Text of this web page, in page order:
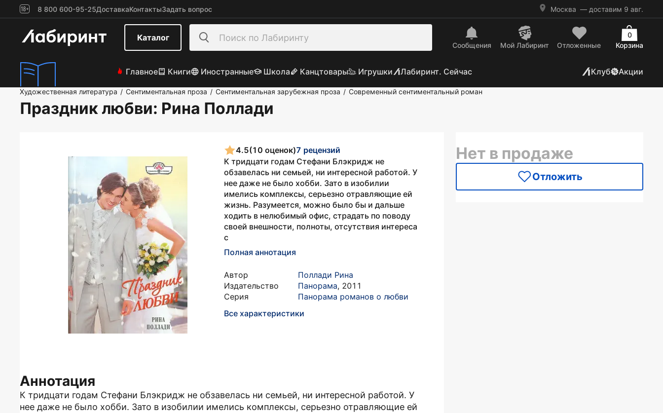
8 800 600-95-25ДоставкаКонтактыЗадать вопрос Москва — доставим 9 авг.
Каталог
Сообщения Mой Лабиринт Отложенные Корзина
0
Главное Книги Иностранные Школа Канцтовары Игрушки Лабиринт. Сейчас Клуб Акции
Художественная литература / Сентиментальная проза / Сентиментальная зарубежная проза / Современный сентиментальный роман
Праздник любви: Рина Поллади
4.5(10 оценок)7 рецензий
К тридцати годам Стефани Блэкридж не
обзавелась ни семьей, ни интересной работой. У
нее даже не было хобби. Зато в изобилии
имелись комплексы, серьезно отравляющие ей
жизнь. Разумеется, можно было бы и дальше
ходить в нелюбимый офис, страдать по поводу
своей внешности, полноты, отсутствия интереса
с
Полная аннотация
Автор
Поллади Рина
Издательство
Панорама, 2011
Серия
Панорама романов о любви
Все характеристики
Аннотация
К тридцати годам Стефани Блэкридж не обзавелась ни семьей, ни интересной работой. У
нее даже не было хобби. Зато в изобилии имелись комплексы, серьезно отравляющие ей
Нет в продаже
Отложить